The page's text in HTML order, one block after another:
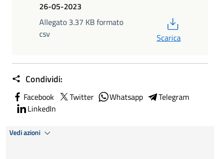
26-05-2023
Allegato 3.37 KB formato
csv
Scarica
Condividi:
Facebook Twitter Whatsapp
Telegram
LinkedIn
Vedi azioni